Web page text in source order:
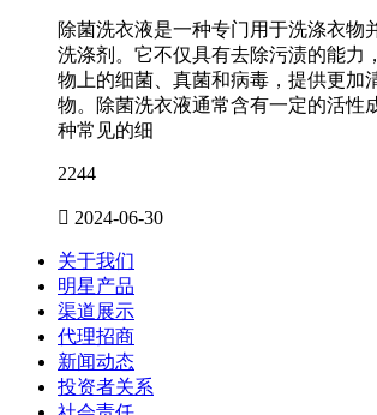
除菌洗衣液是一种专门用于洗涤衣物
洗涤剂。它不仅具有去除污渍的能力
物上的细菌、真菌和病毒，提供更加
物。除菌洗衣液通常含有一定的活性
种常见的细
2244
 2024-06-30
关于我们
明星产品
渠道展示
代理招商
新闻动态
投资者关系